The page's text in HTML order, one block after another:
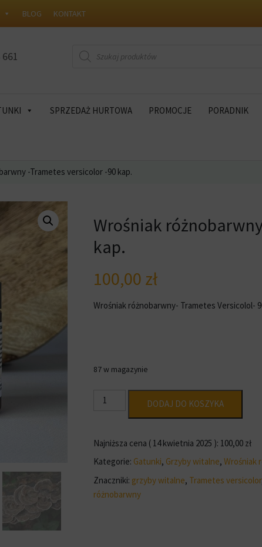
BLOG KONTAKT
Wyszukiwarka
produktów
SPRZEDAŻ HURTOWA PROMOCJE PORADNIK
-Trametes versicolor -90 kap.
Wrośniak
kap.
100,00 zł
Wrośniak różnobarwny- Trametes Versicolol-
87 w magazynie
ilość
-
versicolor
-90
kap.
DODAJ DO KOSZYKA
Najniższa cena ( 14 kwietnia 2025 ): 100,00 zł
Kategorie: Gatunki, Grzyby witalne,Wrośniak
Znaczniki: grzyby witalne, Trametes versicolor
różnobarwny